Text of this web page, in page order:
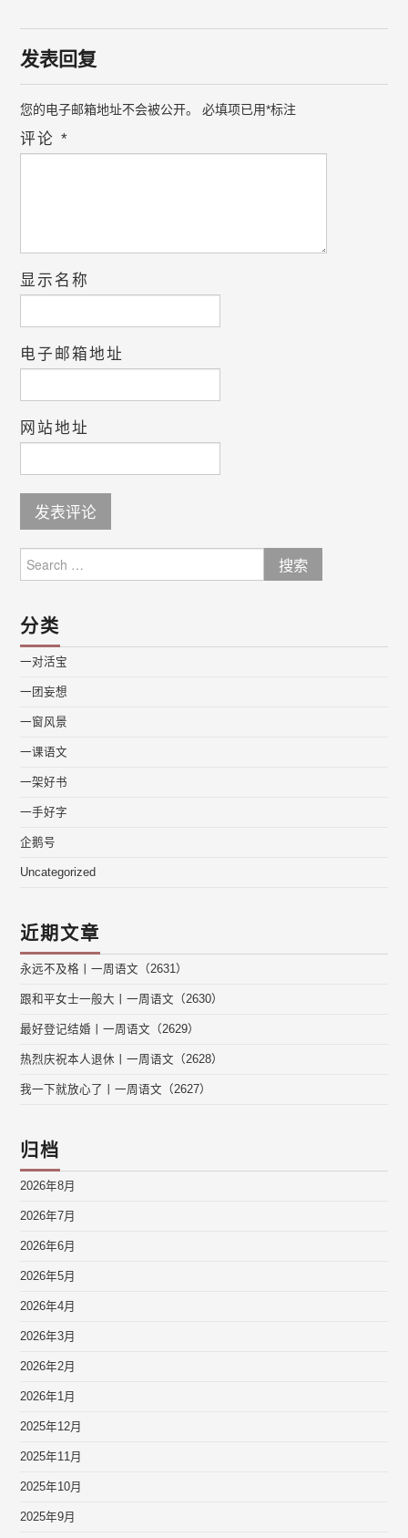
发表回复
您的电子邮箱地址不会被公开。 必填项已用*标注
评论*
显示名称
电子邮箱地址
网站地址
for:
分类
一对活宝
一团妄想
一窗风景
一课语文
一架好书
一手好字
企鹅号
Uncategorized
近期文章
永远不及格丨一周语文（2631）
跟和平女士一般大丨一周语文（2630）
最好登记结婚丨一周语文（2629）
热烈庆祝本人退休丨一周语文（2628）
我一下就放心了丨一周语文（2627）
归档
2026年8月
2026年7月
2026年6月
2026年5月
2026年4月
2026年3月
2026年2月
2026年1月
2025年12月
2025年11月
2025年10月
2025年9月